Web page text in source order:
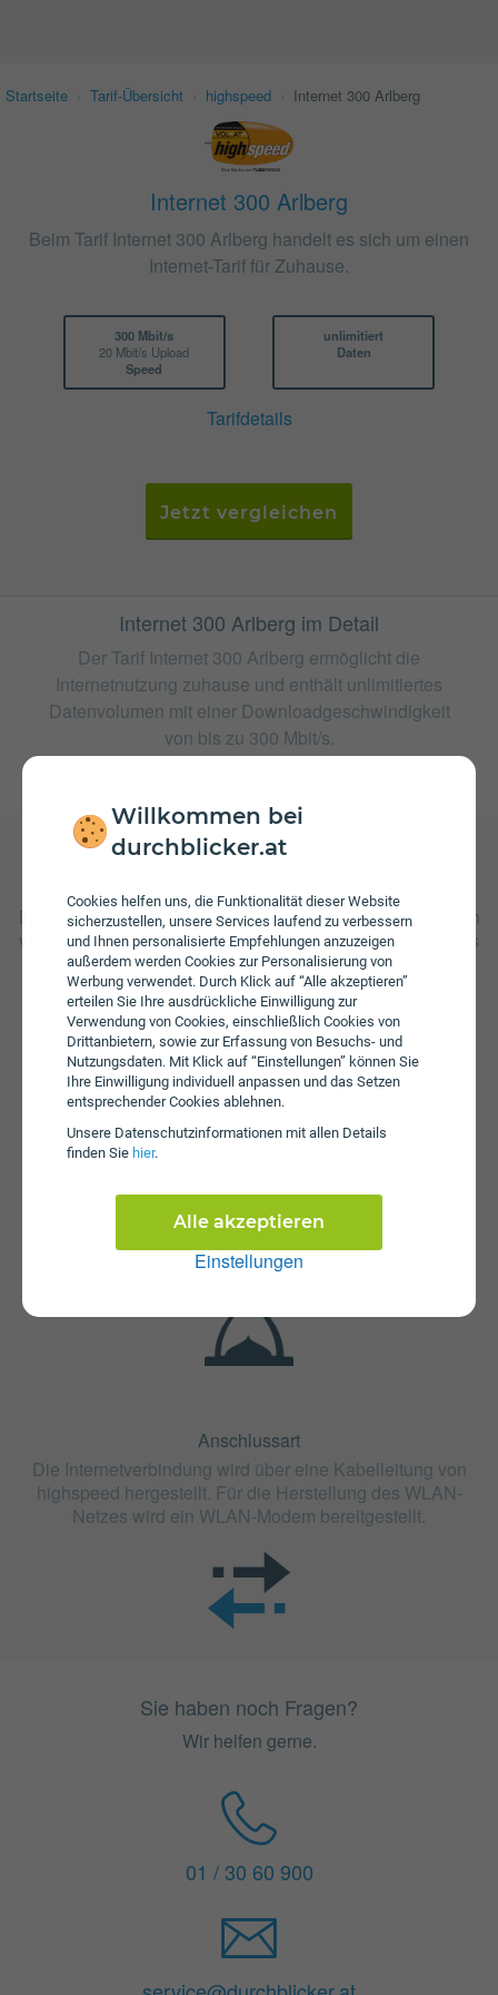
Willkommen bei
durchblicker.at
Cookies helfen uns, die Funktionalität dieser Website
sicherzustellen, unsere Services laufend zu verbessern
und Ihnen personalisierte Empfehlungen anzuzeigen
außerdem werden Cookies zur Personalisierung von
Werbung verwendet. Durch Klick auf “Alle akzeptieren”
erteilen Sie Ihre ausdrückliche Einwilligung zur
Verwendung von Cookies, einschließlich Cookies von
Drittanbietern, sowie zur Erfassung von Besuchs- und
Nutzungsdaten. Mit Klick auf “Einstellungen” können Sie
Ihre Einwilligung individuell anpassen und das Setzen
entsprechender Cookies ablehnen.
Unsere Daten­schutz­informationen mit allen Details
finden Sie hier.
Einstellungen
Alle akzeptieren
Startseite Tarif-Übersicht highspeed Internet 300 Arlberg
Internet 300 Arlberg
Beim Tarif Internet 300 Arlberg handelt es sich um einen
Internet-Tarif für Zuhause.
300 Mbit/s
20 Mbit/s Upload
Speed
unlimitiert
Daten
Tarifdetails
Jetzt vergleichen
Internet 300 Arlberg im Detail
Der Tarif Internet 300 Arlberg ermöglicht die
Internetnutzung zuhause und enthält unlimitiertes
Datenvolumen mit einer Downloadgeschwindigkeit
von bis zu 300 Mbit/s.
Beim Tarif Internet 300 Arlberg fallen monatliche Gebühren
von € 44,99 an. Weiters fallen einmalige Gebühren von bis
zu € 79,00 an.
Monate. Die Kündigungsfrist beträgt 1 Monat.
Anschlussart
Die Internetverbindung wird über eine Kabelleitung von
highspeed hergestellt. Für die Herstellung des WLAN-
Netzes wird ein WLAN-Modem bereitgestellt.
Sie haben noch Fragen?
Wir helfen gerne.
01 / 30 60 900